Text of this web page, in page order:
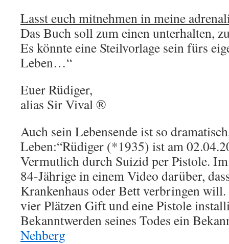
Lasst euch mitnehmen in meine
Das Buch soll zum einen unterhalten,
Es könnte eine Steilvorlage sein fürs
Leben…“
Euer Rüdiger,
alias Sir Vival ®
Auch sein Lebensende ist so
Leben:“Rüdiger (*1935) ist am
Vermutlich durch Suizid per Pistole.
84-Jährige in einem Video darüber,
Krankenhaus oder Bett verbringen will.
vier Plätzen Gift und eine Pistole
Bekanntwerden seines Todes ein
Nehberg